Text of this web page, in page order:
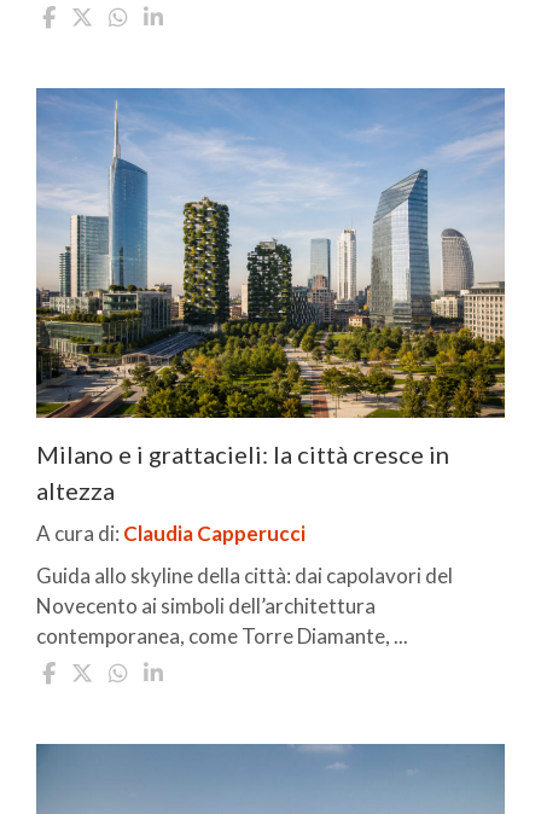
Milano e i grattacieli: la città cresce in
altezza
A cura di: Claudia Capperucci
Guida allo skyline della città: dai capolavori del
Novecento ai simboli dell’architettura
contemporanea, come Torre Diamante, ...